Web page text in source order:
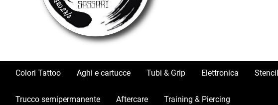
Colori Tattoo Aghi e cartucce Tubi & Grip Elettronica Stencil
Trucco semipermanente Aftercare Training & Piercing